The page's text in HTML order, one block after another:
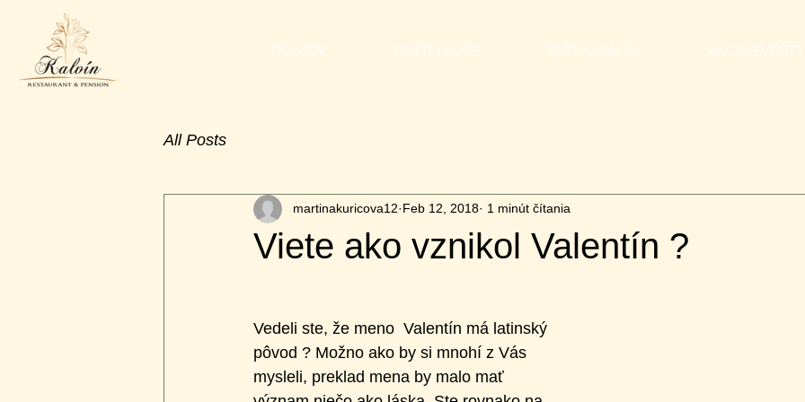
DOMOV UBYTOVANIE REŠTAURÁCIA AKCIE/EVENTY
All Posts
Viete ako vznikol Valentín ?
martinakuricova12 Feb 12, 2018 1 minút čítania
Vedeli ste, že meno  Valentín má latinský
pôvod ? Možno ako by si mnohí z Vás
mysleli, preklad mena by malo mať